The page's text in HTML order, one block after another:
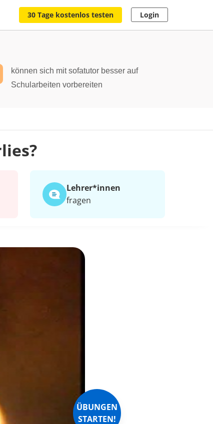
30 Tage kostenlos testen Login
können sich mit sofatutor besser auf
Schularbeiten vorbereiten
Lehrer*​innen
fragen
ÜBUNGEN
STARTEN!